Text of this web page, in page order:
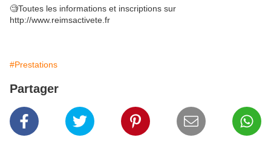
🧐Toutes les informations et inscriptions sur
http://www.reimsactivete.fr
#Prestations
Partager